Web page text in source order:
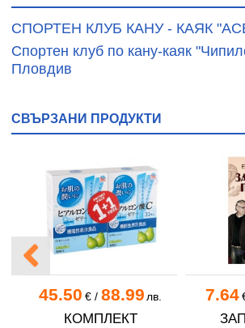
СПОРТЕН КЛУБ КАНУ - КАЯК
Спортен клуб по кану-каяк
Пловдив
СВЪРЗАНИ ПРОДУКТИ
45.50 €/ 88.99 лв.
КОМПЛЕКТ
7.64